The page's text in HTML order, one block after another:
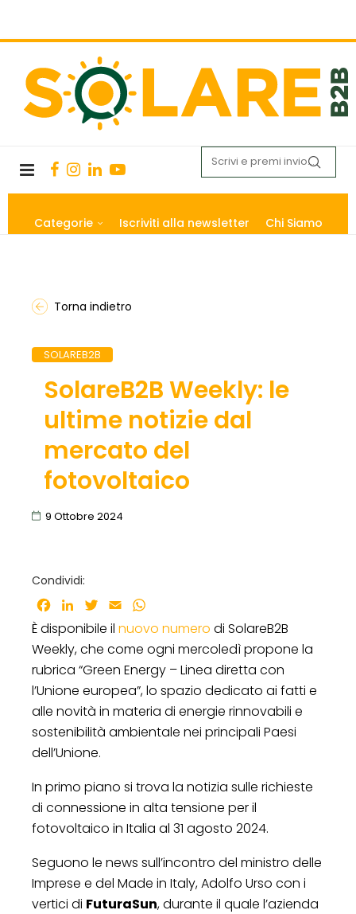
Categorie Iscriviti alla newsletter Chi Siamo
Torna indietro
SOLAREB2B
SolareB2B Weekly: le
ultime notizie dal
mercato del
fotovoltaico
9 Ottobre 2024
Condividi:
Facebook
LinkedInTwitter
Email
È disponibile il nuovo numero di SolareB2B
Weekly, che come ogni mercoledì propone la
rubrica “Green Energy – Linea diretta con
l’Unione europea”, lo spazio dedicato ai fatti e
alle novità in materia di energie rinnovabili e
sostenibilità ambientale nei principali Paesi
dell’Unione.
In primo piano si trova la notizia sulle richieste
di connessione in alta tensione per il
fotovoltaico in Italia al 31 agosto 2024.
Seguono le news sull’incontro del ministro delle
Imprese e del Made in Italy, Adolfo Urso con i
vertici di FuturaSun, durante il quale l’azienda